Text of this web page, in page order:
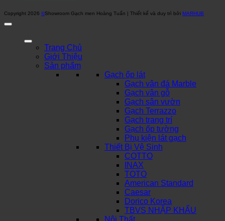
Copyright 2026 ©Showroom Gạch men Hoàng Tuấn | Thiết kế và duy trì bởi MARHUB
Trang Chủ
Giới Thiệu
Sản phẩm
Gạch ốp lát
Gạch vân đá Marble
Gạch vân gỗ
Gạch sân vườn
Gạch Terrazzo
Gạch trang trí
Gạch ốp tường
Phụ kiện lát gạch
Thiết Bị Vệ Sinh
COTTO
INAX
TOTO
American Standard
Caesar
Dorico Korea
TBVS NHẬP KHẨU
Nội Thất